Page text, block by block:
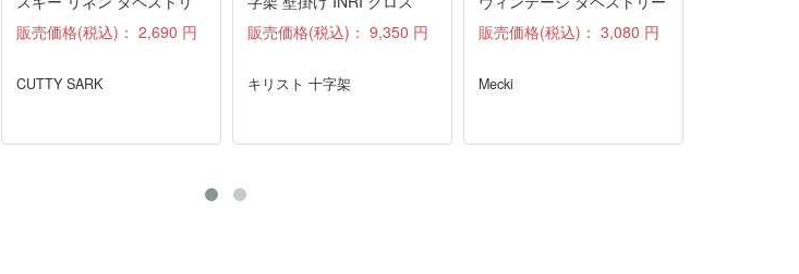
ンティーク
販売価格(税込)： 2,690 円
CUTTY SARK
販売価格(税込)： 9,350 円
キリスト 十字架
ティーク
販売価格(税込)： 3,080 円
Mecki